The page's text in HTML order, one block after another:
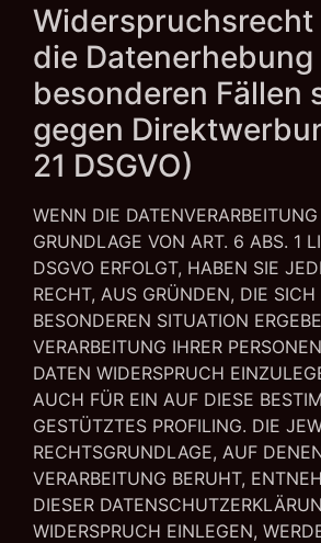
Widerspruchsrecht
die Datenerhebung
besonderen Fällen
gegen
21 DSGVO)
WENN DIE
GRUNDLAGE VON ART. 6 ABS. 1
DSGVO ERFOLGT, HABEN SIE
RECHT, AUS GRÜNDEN, DIE SICH
BESONDEREN SITUATION
VERARBEITUNG IHRER
DATEN WIDERSPRUCH
AUCH FÜR EIN AUF DIESE
GESTÜTZTES PROFILING. DIE
RECHTSGRUNDLAGE, AUF
VERARBEITUNG BERUHT,
DIESER
WIDERSPRUCH EINLEGEN,